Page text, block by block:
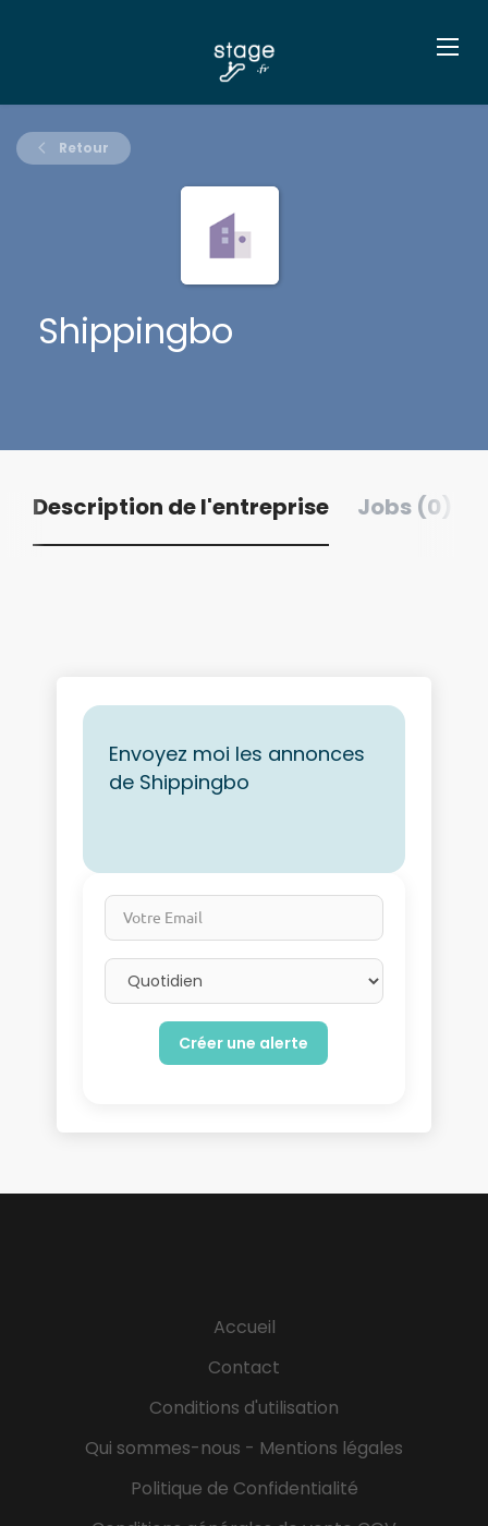
Retour
Shippingbo
Description de l'entreprise Jobs (0)
Envoyez moi les annonces
de Shippingbo
Votre Email
Email frequency
Accueil
Contact
Conditions d'utilisation
Qui sommes-nous - Mentions légales
Politique de Confidentialité